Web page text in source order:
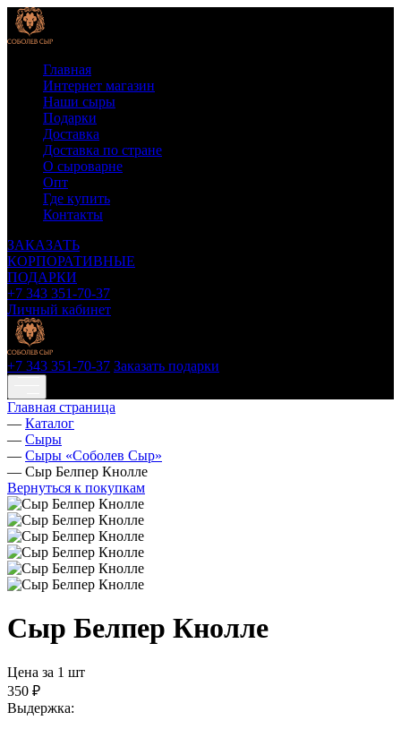
Главная
Интернет магазин
Наши сыры
Подарки
Доставка
Доставка по стране
О сыроварне
Опт
Где купить
Контакты
ЗАКАЗАТЬ
КОРПОРАТИВНЫЕ
ПОДАРКИ
+7 343 351-70-37
Личный кабинет
+7 343 351-70-37 Заказать подарки
Главная страница
— Каталог
— Сыры
— Сыры «Соболев Сыр»
— Сыр Белпер Кнолле
Вернуться к покупкам
Сыр Белпер Кнолле
Цена за 1 шт
350 ₽
Выдержка: